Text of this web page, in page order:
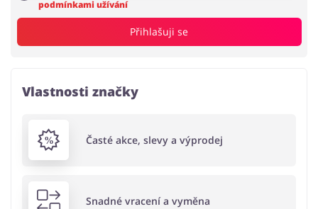
podmínkami užívání
Přihlašuji se
Vlastnosti značky
Časté akce, slevy a výprodej
Snadné vracení a vyměna